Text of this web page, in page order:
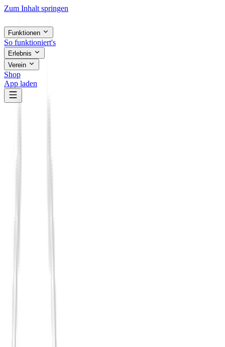
Zum Inhalt springen
Funktionen
So funktioniert's
Erlebnis
Verein
Shop
App laden